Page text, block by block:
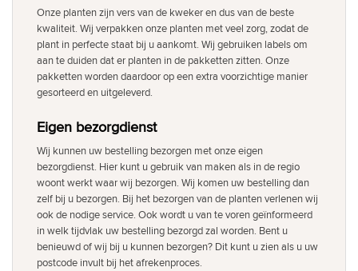
Onze planten zijn vers van de kweker en dus van de beste
kwaliteit. Wij verpakken onze planten met veel zorg, zodat de
plant in perfecte staat bij u aankomt. Wij gebruiken labels om
aan te duiden dat er planten in de pakketten zitten. Onze
pakketten worden daardoor op een extra voorzichtige manier
gesorteerd en uitgeleverd.
Eigen bezorgdienst
Wij kunnen uw bestelling bezorgen met onze eigen
bezorgdienst. Hier kunt u gebruik van maken als in de regio
woont werkt waar wij bezorgen. Wij komen uw bestelling dan
zelf bij u bezorgen. Bij het bezorgen van de planten verlenen wij
ook de nodige service. Ook wordt u van te voren geïnformeerd
in welk tijdvlak uw bestelling bezorgd zal worden. Bent u
benieuwd of wij bij u kunnen bezorgen? Dit kunt u zien als u uw
postcode invult bij het afrekenproces.